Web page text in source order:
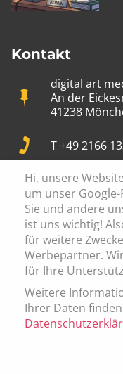
Kontakt
digital art
An der
41238
T +49 2166
info@digital-
Mon-Fr:
Cookie Einstellung
Datenschutz
Hi, unsere
um unser
Sie und andere
ist uns wichtig!
für weitere
Werbepartner.
für Ihre
Weitere
Ihrer Daten